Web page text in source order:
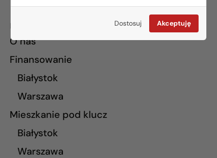
Dostosuj Akceptuję
INFORMACJE
O nas
Finansowanie
Białystok
Warszawa
Mieszkanie pod klucz
Białystok
Warszawa